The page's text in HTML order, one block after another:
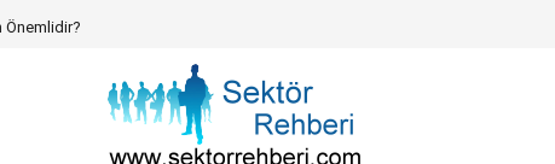
ve Operasyonel Güven